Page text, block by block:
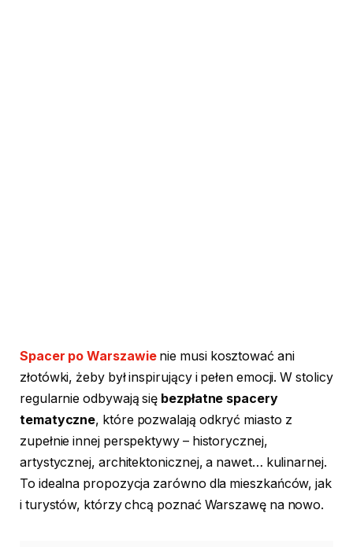
Spacer po Warszawie nie musi kosztować ani
złotówki, żeby był inspirujący i pełen emocji. W stolicy
regularnie odbywają się bezpłatne spacery
tematyczne, które pozwalają odkryć miasto z
zupełnie innej perspektywy – historycznej,
artystycznej, architektonicznej, a nawet… kulinarnej.
To idealna propozycja zarówno dla mieszkańców, jak
i turystów, którzy chcą poznać Warszawę na nowo.